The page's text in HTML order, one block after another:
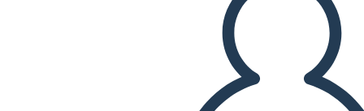
ATSKAŅOT SLAIDRĀDI
IZLASI MAN